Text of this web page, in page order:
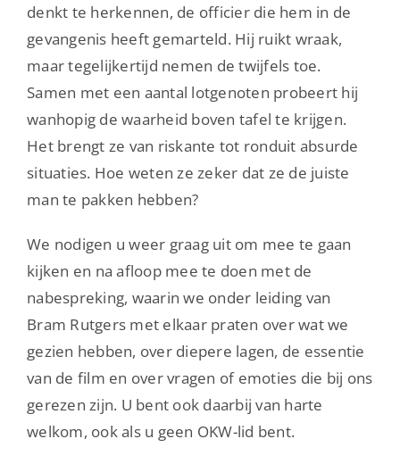
denkt te herkennen, de officier die hem in de
gevangenis heeft gemarteld. Hij ruikt wraak,
maar tegelijkertijd nemen de twijfels toe.
Samen met een aantal lotgenoten probeert hij
wanhopig de waarheid boven tafel te krijgen.
Het brengt ze van riskante tot ronduit absurde
situaties. Hoe weten ze zeker dat ze de juiste
man te pakken hebben?
We nodigen u weer graag uit om mee te gaan
kijken en na afloop mee te doen met de
nabespreking, waarin we onder leiding van
Bram Rutgers met elkaar praten over wat we
gezien hebben, over diepere lagen, de essentie
van de film en over vragen of emoties die bij ons
gerezen zijn. U bent ook daarbij van harte
welkom, ook als u geen OKW-lid bent.